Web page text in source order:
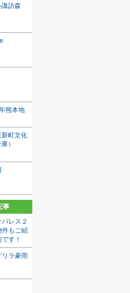
訪森
熊本地
町文化
）
事
パレス２
件もご紹
す！
リラ豪雨